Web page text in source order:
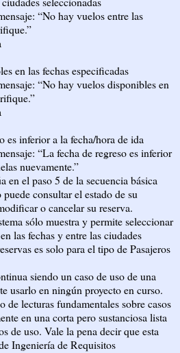
“No hay vuelos entre las
en las fechas especificadas
“No hay vuelos disponibles en
es inferior a la fecha/hora de ida
“La fecha de regreso es inferior
nuevamente.”
en el paso 5 de la secuencia básica
consultar el estado de su
o cancelar su reserva.
sólo muestra y permite seleccionar
las fechas y entre las ciudades
es solo para el tipo de Pasajeros
siendo un caso de uso de una
usarlo en ningún proyecto en curso.
de lecturas fundamentales sobre casos
en una corta pero sustanciosa lista
de uso. Vale la pena decir que esta
Ingeniería de Requisitos